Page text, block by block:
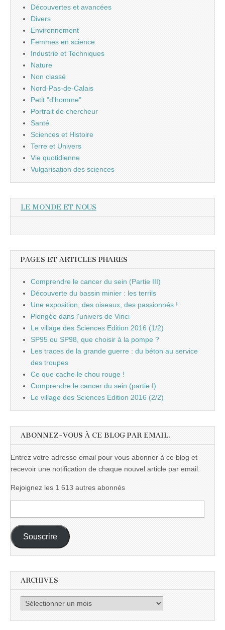
Découvertes et avancées
Divers
Environnement
Femmes en science
Industrie et Techniques
Nature
Non classé
Nord-Pas-de-Calais
Petit "d'homme"
Portrait de chercheur
Santé
Sciences et Histoire
Terre et Univers
Vie quotidienne
Vulgarisation des sciences
LE MONDE ET NOUS
PAGES ET ARTICLES PHARES
Comprendre le cancer du sein (Partie III)
Découverte du bassin minier : les terrils
Une exposition, des oiseaux, des passionnés !
Plongée dans l'univers de Vinci
Le village des Sciences Edition 2016 (1/2)
SP95 ou SP98, que choisir à la pompe ?
Les traces de la grande guerre : du béton au service
des troupes
Ce que cache le chou rouge !
Comprendre le cancer du sein (partie I)
Le village des Sciences Edition 2016 (2/2)
ABONNEZ-VOUS À CE BLOG PAR EMAIL.
Entrez votre adresse email pour vous abonner à ce blog et
recevoir une notification de chaque nouvel article par email.
Rejoignez les 1 613 autres abonnés
e-
mail :
Souscrire
ARCHIVES
Archives